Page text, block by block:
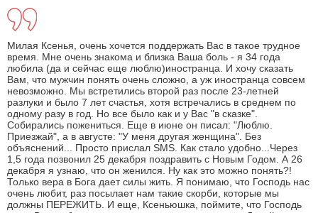
Милая Ксенья, очень хочется поддержать Вас в такое трудное
время. Мне очень знакома и близка Ваша боль - я 34 года
любила (да и сейчас еще люблю)иностранца. И хочу сказать
Вам, что мужчин понять очень сложно, а уж иностранца совсем
невозможно. Мы встретились второй раз после 23-летней
разлуки и было 7 лет счастья, хотя встречались в среднем по
одному разу в год. Но все было как и у Вас "в сказке".
Собирались пожениться. Еще в июне он писал: "Люблю.
Приезжай", а в августе: "У меня другая женщина". Без
объяснений... Просто прислал SMS. Как стало удобно...Через
1,5 года позвонил 25 декабря поздравить с Новым Годом. А 26
декабря я узнаю, что он женился. Ну как это можно понять?!
Только вера в Бога дает силы жить. Я понимаю, что Господь нас
очень любит, раз посылает нам такие скорби, которые мы
должны ПЕРЕЖИТЬ. И еще, Ксеньюшка, поймите, что Господь